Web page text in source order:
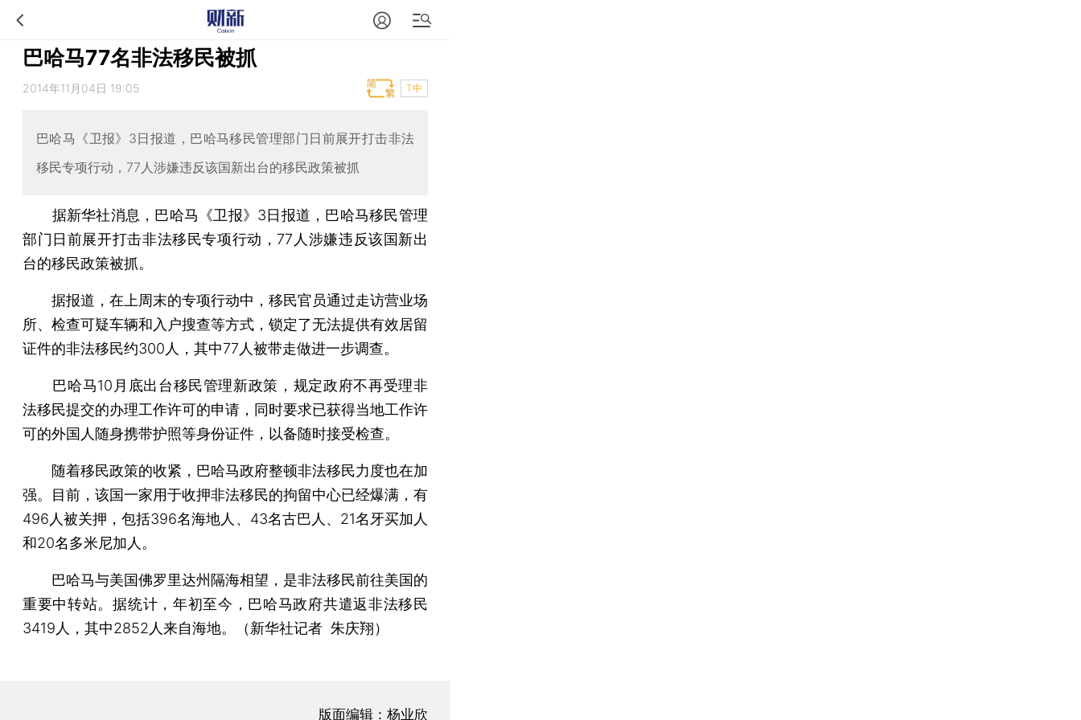
巴哈马77名非法移民被抓
2014年11月04日 19:05 T中
巴哈马《卫报》3日报道，巴哈马移民管理部门日前展开打击非法
移民专项行动，77人涉嫌违反该国新出台的移民政策被抓
据新华社消息，巴哈马《卫报》3日报道，巴哈马移民管理
部门日前展开打击非法移民专项行动，77人涉嫌违反该国新出
台的移民政策被抓。
据报道，在上周末的专项行动中，移民官员通过走访营业场
所、检查可疑车辆和入户搜查等方式，锁定了无法提供有效居留
证件的非法移民约300人，其中77人被带走做进一步调查。
巴哈马10月底出台移民管理新政策，规定政府不再受理非
法移民提交的办理工作许可的申请，同时要求已获得当地工作许
可的外国人随身携带护照等身份证件，以备随时接受检查。
随着移民政策的收紧，巴哈马政府整顿非法移民力度也在加
强。目前，该国一家用于收押非法移民的拘留中心已经爆满，有
496人被关押，包括396名海地人、43名古巴人、21名牙买加人
和20名多米尼加人。
巴哈马与美国佛罗里达州隔海相望，是非法移民前往美国的
重要中转站。据统计，年初至今，巴哈马政府共遣返非法移民
3419人，其中2852人来自海地。（新华社记者 朱庆翔）
版面编辑：杨业欣